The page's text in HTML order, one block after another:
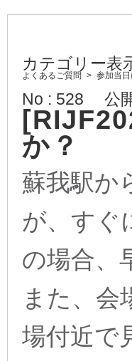
カテゴリー表
よくあるご質問 > 参加当日
No : 528 公
か？
蘇我駅か
が、すぐ
の場合、
また、会
場付近で